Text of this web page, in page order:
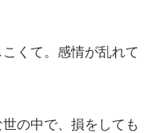
くて。感情が乱れて
の中で、損をしても